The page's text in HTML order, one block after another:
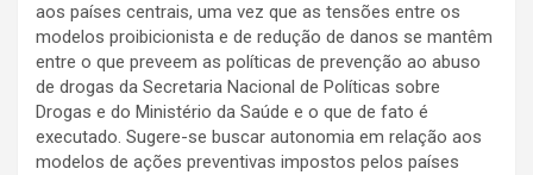
aos países centrais, uma vez que as tensões entre os
modelos proibicionista e de redução de danos se mantêm
entre o que preveem as políticas de prevenção ao abuso
de drogas da Secretaria Nacional de Políticas sobre
Drogas e do Ministério da Saúde e o que de fato é
executado. Sugere-se buscar autonomia em relação aos
modelos de ações preventivas impostos pelos países